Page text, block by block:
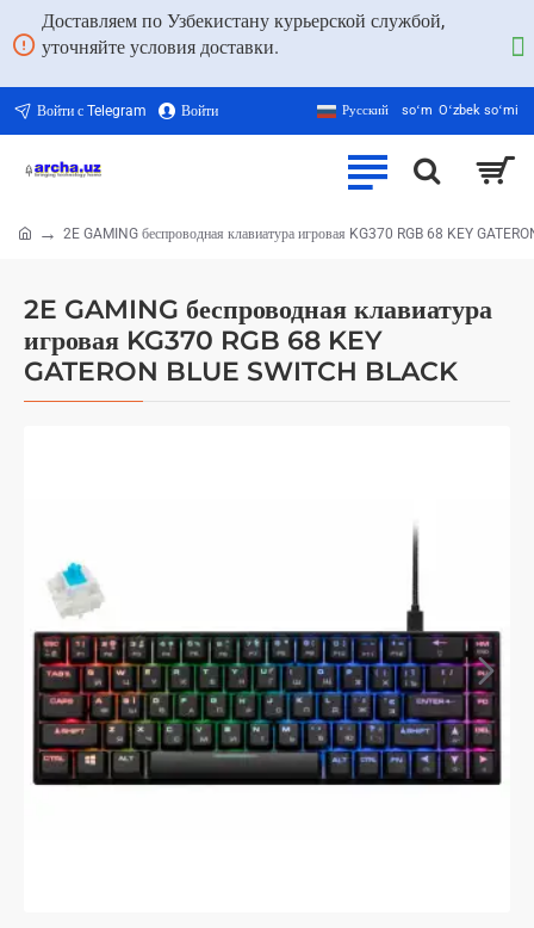
Доставляем по Узбекистану курьерской службой,
уточняйте условия доставки.
Войти с Telegram Войти Русский soʻm Oʻzbek soʻmi
2E GAMING беспроводная клавиатура
игровая KG370 RGB 68 KEY
GATERON BLUE SWITCH BLACK
2E GAMING беспроводная клавиатура игровая KG370 RGB 68 KEY